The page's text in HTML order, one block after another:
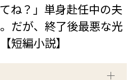
ね？」単身赴任中の夫
だが、終了後最悪な光
短編小説】